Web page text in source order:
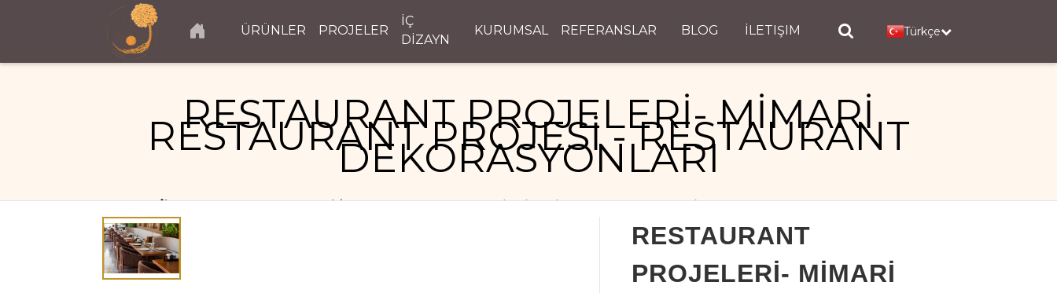
ÜRÜNLER PROJELER
İÇ
DİZAYN
KURUMSAL REFERANSLAR BLOG İLETIŞIM Türkçe
RESTAURANT PROJELERİ- MİMARİ
RESTAURANT PROJESİ - RESTAURANT
DEKORASYONLARI
RESTAURANT PROJELERI RESTAURANT PROJELERİ- MİMARİ RESTAURANT PROJESİ - RESTAURANT DEKORASYONLARI
RESTAURANT
PROJELERİ- MİMARİ